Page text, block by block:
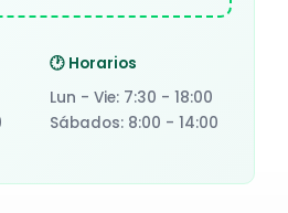
🕐 Horarios
Lun - Vie: 7:30 - 18:00
Sábados: 8:00 - 14:00